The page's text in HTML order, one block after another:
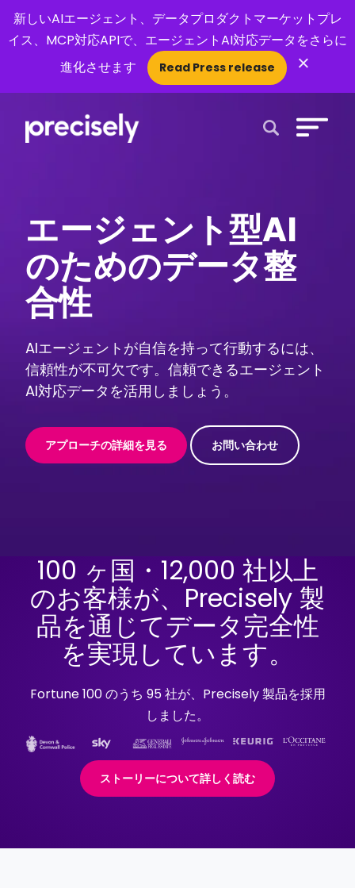
新しいAIエージェント、データプロダクトマーケットプレ
イス、MCP対応APIで、エージェントAI対応データをさらに
進化させます
Read Press release ×
エージェント型AI
のためのデータ整
合性
AIエージェントが自信を持って行動するには、
信頼性が不可欠です。信頼できるエージェント
AI対応データを活用しましょう。
アプローチの詳細を見る お問い合わせ
100 ヶ国・12,000 社以上
のお客様が、Precisely 製
品を通じてデータ完全性
を実現しています。
Fortune 100 のうち 95 社が、Precisely 製品を採用
しました。
ストーリーについて詳しく読む